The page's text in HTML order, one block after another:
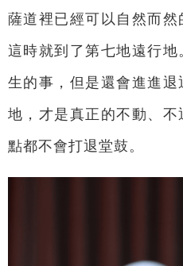
薩道裡已經可以自然而然
這時就到了第七地遠行
生的事，但是還會進進
地，才是真正的不動、
點都不會打退堂鼓。